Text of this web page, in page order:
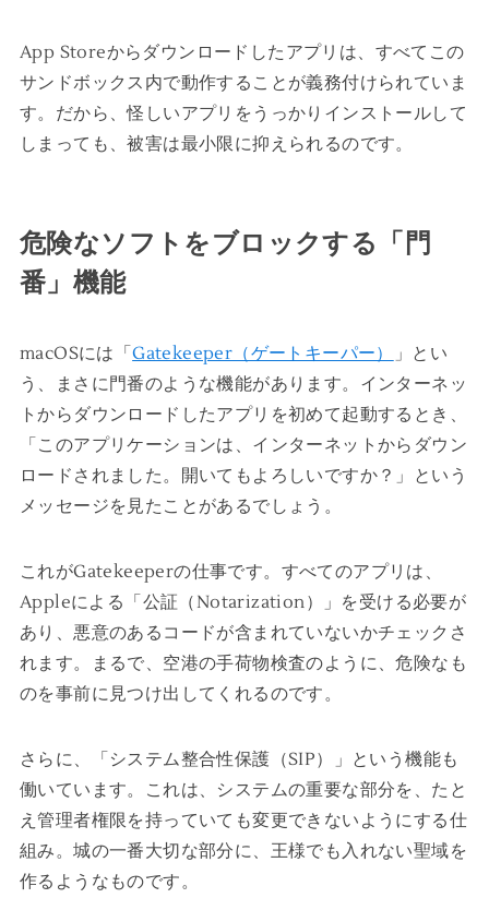
App Storeからダウンロードしたアプリは、すべてこの
サンドボックス内で動作することが義務付けられていま
す。だから、怪しいアプリをうっかりインストールして
しまっても、被害は最小限に抑えられるのです。
危険なソフトをブロックする「門
番」機能
macOSには「Gatekeeper（ゲートキーパー）
」とい
う、まさに門番のような機能があります。インターネッ
トからダウンロードしたアプリを初めて起動するとき、
「このアプリケーションは、インターネットからダウン
ロードされました。開いてもよろしいですか？」という
メッセージを見たことがあるでしょう。
これがGatekeeperの仕事です。すべてのアプリは、
Appleによる「公証（Notarization）」を受ける必要が
あり、悪意のあるコードが含まれていないかチェックさ
れます。まるで、空港の手荷物検査のように、危険なも
のを事前に見つけ出してくれるのです。
さらに、「システム整合性保護（SIP）」という機能も
働いています。これは、システムの重要な部分を、たと
え管理者権限を持っていても変更できないようにする仕
組み。城の一番大切な部分に、王様でも入れない聖域を
作るようなものです。